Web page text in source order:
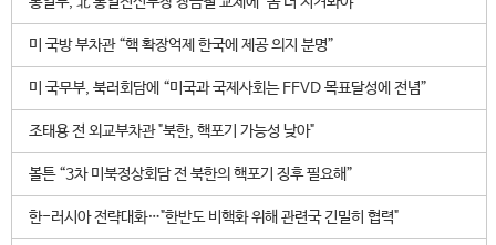
미 국방 부차관 “핵 확장억제 한국에 제공 의지 분명”
미 국무부, 북러회담에 “미국과 국제사회는 FFVD 목표달성에 전념”
조태용 전 외교부차관 "북한, 핵포기 가능성 낮아"
볼튼 “3차 미북정상회담 전 북한의 핵포기 징후 필요해”
한-러시아 전략대화…"한반도 비핵화 위해 관련국 긴밀히 협력"